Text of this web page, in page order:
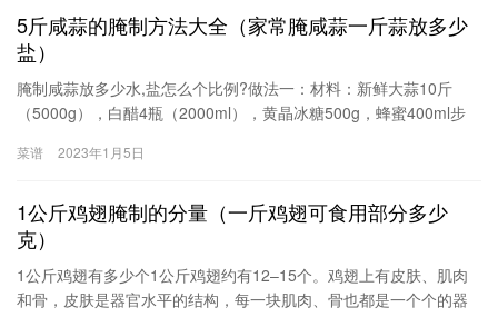
5斤咸蒜的腌制方法大全（家常腌咸蒜一斤蒜放多少
盐）
腌制咸蒜放多少水,盐怎么个比例?做法一：材料：新鲜大蒜10斤
（5000g），白醋4瓶（2000ml），黄晶冰糖500g，蜂蜜400ml步
齐。2.先用流动水清洗处理好的大蒜，再用较大的水池或水盆浸泡1
分。3.在煮锅中加入所有的白醋和黄晶冰糖，中火
菜谱 2023年1月5日
1公斤鸡翅腌制的分量（一斤鸡翅可食用部分多少
克）
1公斤鸡翅有多少个1公斤鸡翅约有12–15个。鸡翅上有皮肤、肌肉
和骨，皮肤是器官水平的结构，每一块肌肉、骨也都是一个个的器